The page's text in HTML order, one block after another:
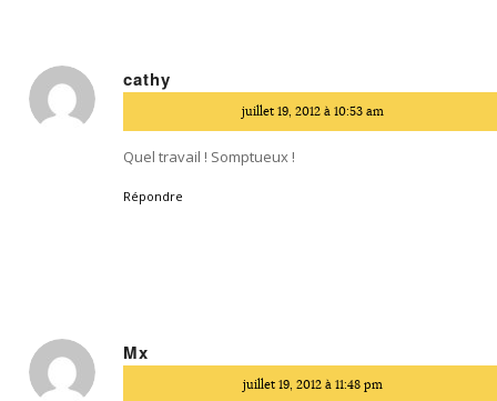
cathy
:
juillet 19, 2012 à 10:53 am
Quel travail ! Somptueux !
Répondre
Mx
juillet 19, 2012 à 11:48 pm